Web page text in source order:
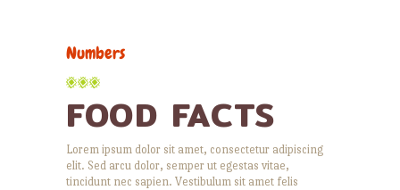
Numbers
FOOD FACTS
Lorem ipsum dolor sit amet, consectetur adipiscing
elit. Sed arcu dolor, semper ut egestas vitae,
tincidunt nec sapien. Vestibulum sit amet felis